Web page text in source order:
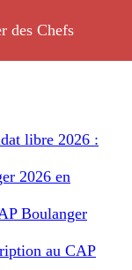
des Chefs
libre 2026 :
2026 en
Boulanger
au CAP